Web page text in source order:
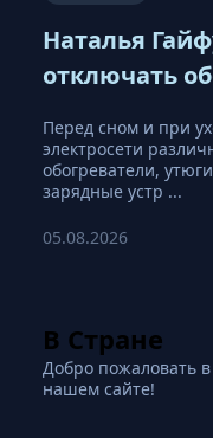
Наталья
отключать
Перед сном и при
электросети
обогреватели,
зарядные устр ...
05.08.2026
В Стране
Добро пожаловать
нашем сайте!